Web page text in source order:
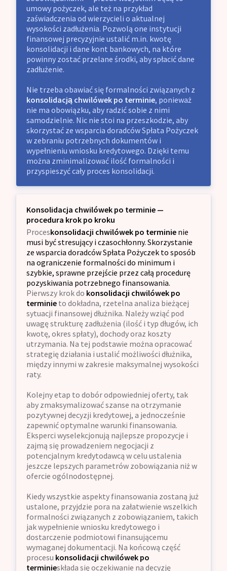
umowy pożyczek, ale też na przykład
zaświadczenia od wierzycieli o aktualnej
wysokości zadłużenia. Pozwolą one instytucji
finansowej precyzyjnie ustalić m.in. kwotę
konsolidacji i dane kont bankowych, na które
powinny zostać przelane środki, aby spłacić dane
zadłużenie.
Nie trzeba obawiać się formalności związanych z
konsolidacją chwilówek po terminie, ponieważ
nie ma obowiązku, aby radzić sobie z nimi
samodzielnie. Nic nie stoi na przeszkodzie, aby
skorzystać ze wsparcia doradców Spłata Pożyczek
w zebraniu potrzebnych dokumentów i
wypełnieniu wniosku kredytowego. Dzięki temu
można zminimalizować ilość formalności i
przyspieszyć cały proces konsolidacji.
Konsolidacja chwilówek po terminie —
procedura krok po kroku
Proceskonsolidacji chwilówek po terminie nie
musi być stresujący i czasochłonny. Skorzystanie
ze wsparcia doradców Spłata Pożyczek to sposób
na ograniczenie formalności do minimum i
szybkie, sprawne przejście przez całą procedurę
pozyskiwania potrzebnego finansowania.
Pierwszy krok do konsolidacji chwilówek po
terminie to dokładna, rzetelna analiza bieżącej
sytuacji finansowej dłużnika. Należy wziąć pod
uwagę strukturę zadłużenia (ilość i typ długów, ich
kwotę, okres spłaty), dochody oraz koszty
utrzymania. Na tej podstawie można opracować
strategię działania i ustalić możliwości dłużnika,
między innymi w zakresie maksymalnej wysokości
raty.
Kolejny etap to dobór odpowiedniej oferty, tak
aby zmaksymalizować szanse na otrzymanie
pozytywnej decyzji kredytowej, a jednocześnie
zapewnić optymalne warunki finansowania.
Eksperci wyselekcjonują najlepsze propozycje i
zajmą się prowadzeniem negocjacji z
potencjalnym kredytodawcą w celu ustalenia
jeszcze lepszych parametrów zobowiązania niż w
ofercie ogólnodostępnej.
Kiedy wszystkie aspekty finansowania zostaną już
ustalone, przyjdzie pora na załatwienie wszelkich
formalności związanych z zobowiązaniem, takich
jak wypełnienie wniosku kredytowego i
dostarczenie podmiotowi finansującemu
wymaganej dokumentacji. Na końcową część
procesu konsolidacji chwilówek po
terminieskłada się oczekiwanie na decyzję